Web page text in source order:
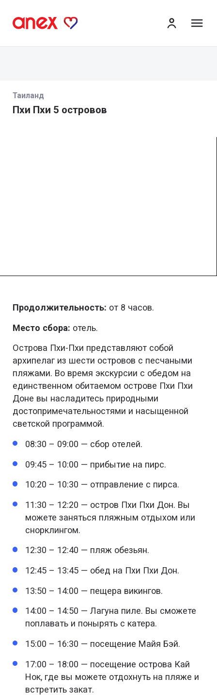
Таиланд
Пхи Пхи 5 островов
Продолжительность: от 8 часов.
Место сбора: отель.
Острова Пхи-Пхи представляют собой
архипелаг из шести островов с песчаными
пляжами. Во время экскурсии с обедом на
единственном обитаемом острове Пхи Пхи
Доне вы насладитесь природными
достопримечательностями и насыщенной
светской программой.
08:30 – 09:00 — сбор отелей.
09:45 – 10:00 — прибытие на пирс.
10:20 – 10:30 — отправление с пирса.
11:30 – 12:20 — остров Пхи Пхи Дон. Вы
можете заняться пляжным отдыхом или
снорклингом.
12:30 – 12:40 — пляж обезьян.
12:45 – 13:45 — обед на Пхи Пхи Дон.
13:50 – 14:00 — пещера викингов.
14:00 – 14:50 — Лагуна пиле. Вы сможете
поплавать и понырять с катера.
15:00 – 16:30 — посещение Майя Бэй.
17:00 – 18:00 — посещение острова Кай
Нок, где вы можете отдохнуть на пляже и
встретить закат.